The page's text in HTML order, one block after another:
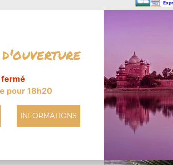
pour 18h20
INFORMATIONS